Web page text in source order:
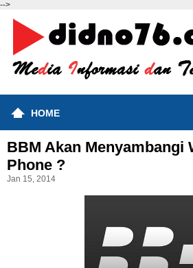
-->
HOME
BBM Akan Menyambangi
Phone ?
Jan 15, 2014